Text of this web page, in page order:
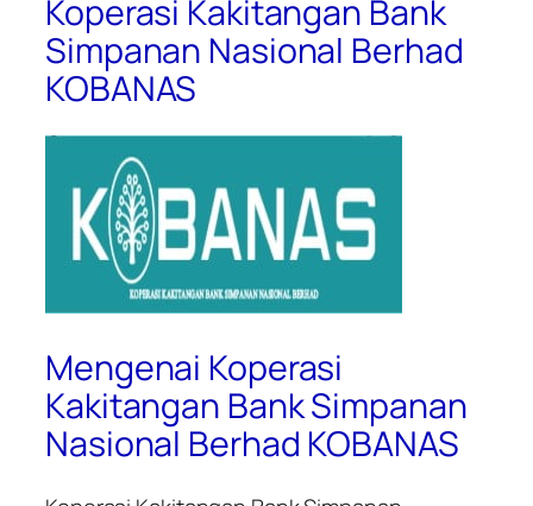
Koperasi Kakitangan Bank
Simpanan Nasional Berhad
KOBANAS
Mengenai Koperasi
Kakitangan Bank Simpanan
Nasional Berhad KOBANAS